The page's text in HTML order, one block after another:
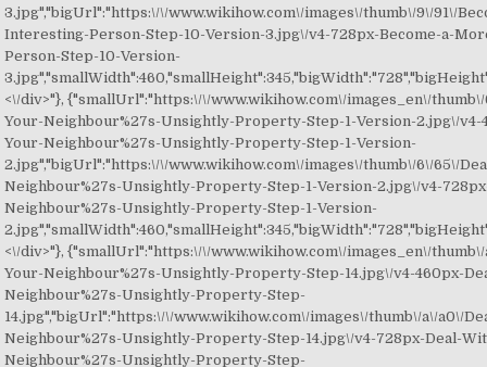
3.jpg","bigUrl":"https:\/\/www.wikihow.com\/images\/thumb\/9\/91\/
Interesting-Person-Step-10-Version-3.jpg\/v4-728px-Become-a-
Person-Step-10-Version-
<\/div>"}, {"smallUrl":"https:\/\/www.wikihow.com\/images_en\/
Your-Neighbour%27s-Unsightly-Property-Step-1-Version-2.jpg\/v4-
Your-Neighbour%27s-Unsightly-Property-Step-1-Version-
2.jpg","bigUrl":"https:\/\/www.wikihow.com\/images\/thumb\/6\/65\/
Neighbour%27s-Unsightly-Property-Step-1-Version-2.jpg\/v4-
Neighbour%27s-Unsightly-Property-Step-1-Version-
<\/div>"}, {"smallUrl":"https:\/\/www.wikihow.com\/images_en\/
Your-Neighbour%27s-Unsightly-Property-Step-14.jpg\/v4-460px-
Neighbour%27s-Unsightly-Property-Step-
14.jpg","bigUrl":"https:\/\/www.wikihow.com\/images\/thumb\/a\/a0\/
Neighbour%27s-Unsightly-Property-Step-14.jpg\/v4-728px-Deal-
Neighbour%27s-Unsightly-Property-Step-